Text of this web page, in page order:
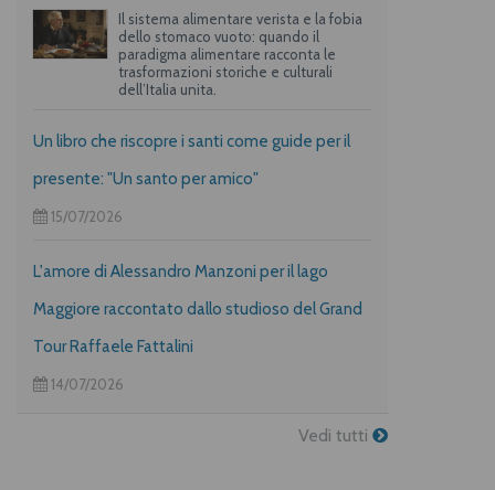
Il sistema alimentare verista e la fobia
dello stomaco vuoto: quando il
paradigma alimentare racconta le
trasformazioni storiche e culturali
dell’Italia unita.
Un libro che riscopre i santi come guide per il
presente: "Un santo per amico"
15/07/2026
L'amore di Alessandro Manzoni per il lago
Maggiore raccontato dallo studioso del Grand
Tour Raffaele Fattalini
14/07/2026
Vedi tutti